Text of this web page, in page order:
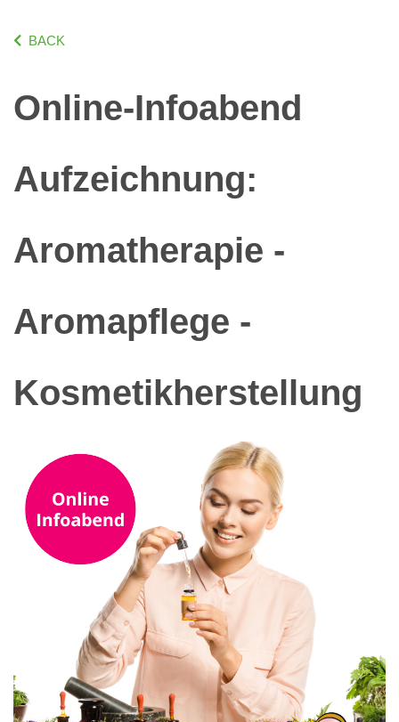
BACK
Online-Infoabend
Aufzeichnung:
Aromatherapie -
Aromapflege -
Kosmetikherstellung